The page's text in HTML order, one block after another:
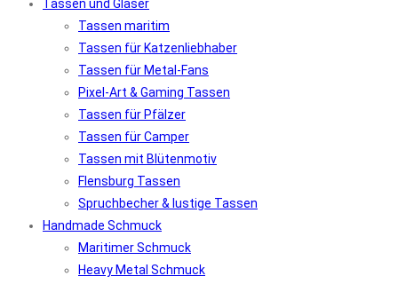
Tassen und Gläser
Tassen maritim
Tassen für Katzenliebhaber
Tassen für Metal-Fans
Pixel-Art & Gaming Tassen
Tassen für Pfälzer
Tassen für Camper
Tassen mit Blütenmotiv
Flensburg Tassen
Spruchbecher & lustige Tassen
Handmade Schmuck
Maritimer Schmuck
Heavy Metal Schmuck